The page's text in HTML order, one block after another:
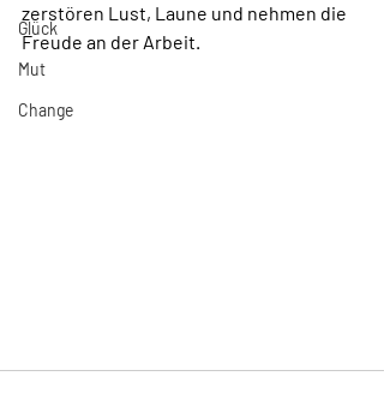
Glück
Mut
Change
zerstören Lust, Laune und nehmen die
Freude an der Arbeit.